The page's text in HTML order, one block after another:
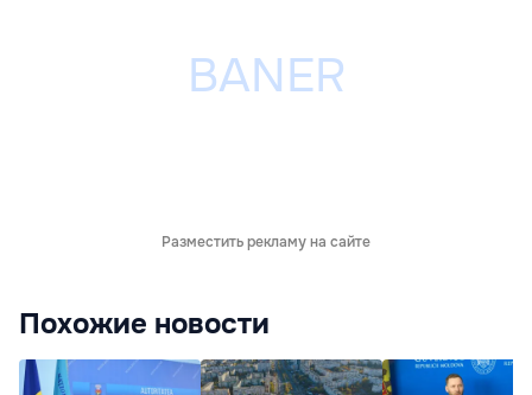
Разместить рекламу на сайте
Похожие новости